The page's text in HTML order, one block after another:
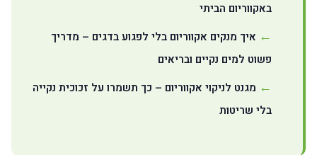
באקווריום הביתי
איך מנקים אקווריום בלי לפגוע בדגים – מדריך
פשוט למים נקיים ובריאים
מגנט לניקוי אקווריום – כך תשמרו על זכוכית נקייה
בלי שריטות